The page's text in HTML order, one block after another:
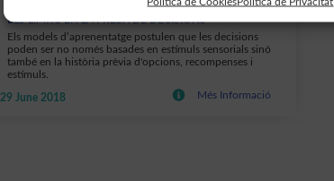
ELS LÍMITS EN LA PRESA DE DECISIONS
Els models d’aprenentatge postulen que les decisions
poden ser no només basades en estímuls sensorials sinó
també en la història prèvia d'opcions, recompenses i
estímuls.
29 June 2018 Més Informació